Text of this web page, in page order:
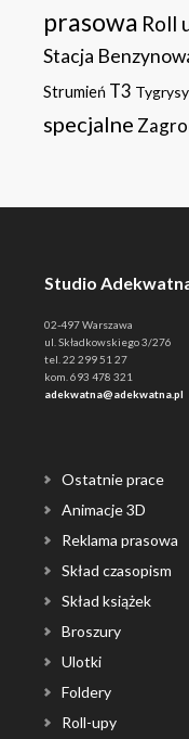
prasowa Roll
Stacja
Strumień T3
specjalne
Studio
02-497 Warszawa
ul. Składkowskiego 3/276
tel. 22 299 51 27
kom. 693 478 321
adekwatna@adekwatna.pl
Ostatnie prace
Animacje 3D
Reklama prasowa
Skład czasopism
Skład książek
Broszury
Ulotki
Foldery
Roll-upy